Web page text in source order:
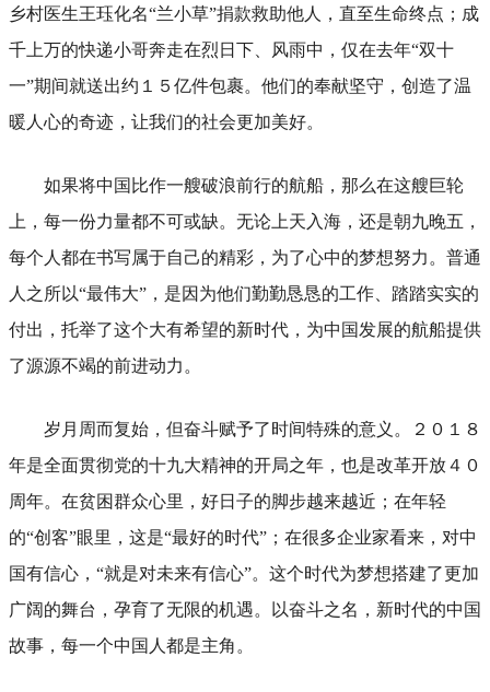
乡村医生王珏化名“兰小草”捐款救助他人，直至生命终点；成
千上万的快递小哥奔走在烈日下、风雨中，仅在去年“双十
一”期间就送出约１５亿件包裹。他们的奉献坚守，创造了温
暖人心的奇迹，让我们的社会更加美好。
如果将中国比作一艘破浪前行的航船，那么在这艘巨轮
上，每一份力量都不可或缺。无论上天入海，还是朝九晚五，
每个人都在书写属于自己的精彩，为了心中的梦想努力。普通
人之所以“最伟大”，是因为他们勤勤恳恳的工作、踏踏实实的
付出，托举了这个大有希望的新时代，为中国发展的航船提供
了源源不竭的前进动力。
岁月周而复始，但奋斗赋予了时间特殊的意义。２０１８
年是全面贯彻党的十九大精神的开局之年，也是改革开放４０
周年。在贫困群众心里，好日子的脚步越来越近；在年轻
的“创客”眼里，这是“最好的时代”；在很多企业家看来，对中
国有信心，“就是对未来有信心”。这个时代为梦想搭建了更加
广阔的舞台，孕育了无限的机遇。以奋斗之名，新时代的中国
故事，每一个中国人都是主角。